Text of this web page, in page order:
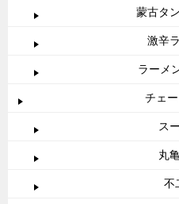
蒙古タ
激辛
ラーメ
チェ
ス
丸
不